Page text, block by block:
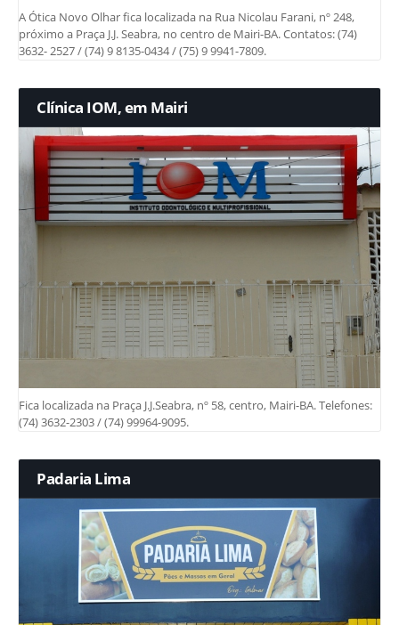
A Ótica Novo Olhar fica localizada na Rua Nicolau Farani, nº 248,
próximo a Praça J.J. Seabra, no centro de Mairi-BA. Contatos: (74)
3632- 2527 / (74) 9 8135-0434 / (75) 9 9941-7809.
Clínica IOM, em Mairi
Fica localizada na Praça J.J.Seabra, nº 58, centro, Mairi-BA. Telefones:
(74) 3632-2303 / (74) 99964-9095.
Padaria Lima